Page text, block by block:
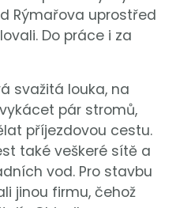
Rýmařova uprostřed
Do práce i za
svažitá louka, na
pár stromů,
příjezdovou cestu.
také veškeré sítě a
vod. Pro stavbu
jinou firmu, čehož